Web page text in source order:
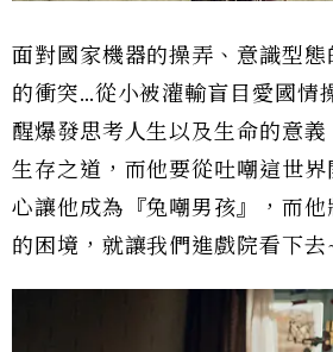
面對國家機器的操弄、意識型
的衝突…從小被灌輸盲目愛國情
醒爆發思考人生以及生命的意
生存之道，而他要從吐嘲這世
心讓他成為『兔嘲男孩』，而
的困境，就讓我們進戲院看下去